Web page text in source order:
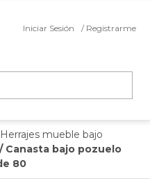
Iniciar Sesión / Registrarme
Herrajes mueble bajo
/ Canasta bajo pozuelo
80